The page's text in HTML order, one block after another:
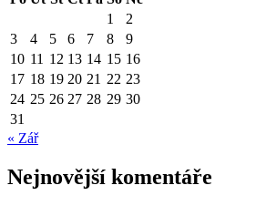
1
2
3
4 5 6 7 8
9
10 11 12 13 14 15 16
17 18 19 20 21 22 23
24 25 26 27 28 29 30
31
« Zář
Nejnovější komentáře